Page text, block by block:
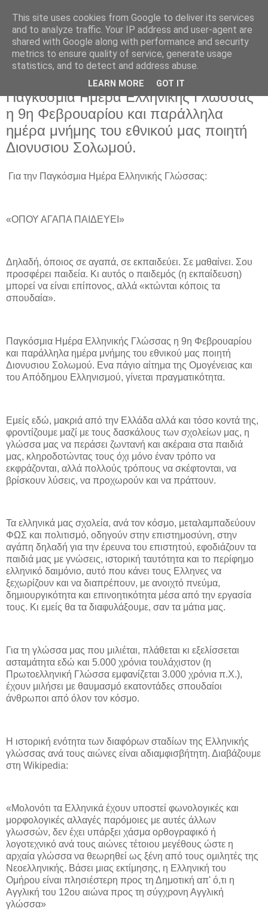
Κυριακή 9 Φεβρουαρίου 2025
Παγκόσμια Ημέρα Ελληνικής Γλώσσας
η 9η Φεβρουαρίου και παράλληλα
ημέρα μνήμης του εθνικού μας ποιητή
Διονυσιου Σολωμού.
Για την Παγκόσμια Ημέρα Ελληνικής Γλώσσας:
«ΟΠΟΥ ΑΓΑΠΑ ΠΑΙΔΕΥΕΙ»
Δηλαδή, όποιος σε αγαπά, σε εκπαιδεύει. Σε μαθαίνει. Σου
προσφέρει παιδεία. Κι αυτός ο παιδεμός (η εκπαίδευση)
μπορεί να είναι επίπονος, αλλά «κτώνται κόποις τα
σπουδαία».
Παγκόσμια Ημέρα Ελληνικής Γλώσσας η 9η Φεβρουαρίου
και παράλληλα ημέρα μνήμης του εθνικού μας ποιητή
Διονυσιου Σολωμού. Ενα πάγιο αίτημα της Ομογένειας και
του Απόδημου Ελληνισμού, γίνεται πραγματικότητα.
Εμείς εδώ, μακριά από την Ελλάδα αλλά και τόσο κοντά της,
φροντίζουμε μαζί με τους δασκάλους των σχολείων μας, η
γλώσσα μας να περάσει ζωντανή και ακέραια στα παιδιά
μας, κληροδοτώντας τους όχι μόνο έναν τρόπο να
εκφράζονται, αλλά πολλούς τρόπους να σκέφτονται, να
βρίσκουν λύσεις, να προχωρούν και να πράττουν.
Τα ελληνικά μας σχολεία, ανά τον κόσμο, μεταλαμπαδεύουν
ΦΩΣ και πολιτισμό, οδηγούν στην επιστημοσύνη, στην
αγάπη δηλαδή για την έρευνα του επιστητού, εφοδιάζουν τα
παιδιά μας με γνώσεις, ιστορική ταυτότητα και το περίφημο
ελληνικό δαιμόνιο, αυτό που κάνει τους Ελληνες να
ξεχωρίζουν και να διαπρέπουν, με ανοιχτό πνεύμα,
δημιουργικότητα και επινοητικότητα μέσα από την εργασία
τους. Κι εμείς θα τα διαφυλάξουμε, σαν τα μάτια μας.
Για τη γλώσσα μας που μιλιέται, πλάθεται κι εξελίσσεται
ασταμάτητα εδώ και 5.000 χρόνια τουλάχιστον (η
Πρωτοελληνική Γλώσσα εμφανίζεται 3.000 χρόνια π.Χ.),
έχουν μιλήσει με θαυμασμό εκατοντάδες σπουδαίοι
άνθρωποι από όλον τον κόσμο.
Η ιστορική ενότητα των διαφόρων σταδίων της Ελληνικής
γλώσσας ανά τους αιώνες είναι αδιαμφισβήτητη. Διαβάζουμε
στη Wikipedia:
«Μολονότι τα Ελληνικά έχουν υποστεί φωνολογικές και
μορφολογικές αλλαγές παρόμοιες με αυτές άλλων
γλωσσών, δεν έχει υπάρξει χάσμα ορθογραφικό ή
λογοτεχνικό ανά τους αιώνες τέτοιου μεγέθους ώστε η
αρχαία γλώσσα να θεωρηθεί ως ξένη από τους ομιλητές της
Νεοελληνικής. Βάσει μιας εκτίμησης, η Ελληνική του
Ομήρου είναι πλησιέστερη προς τη Δημοτική απ' ό,τι η
Αγγλική του 12ου αιώνα προς τη σύγχρονη Αγγλική
γλώσσα»
This site uses cookies from Google to deliver its services
and to analyze traffic. Your IP address and user-agent are
shared with Google along with performance and security
metrics to ensure quality of service, generate usage
statistics, and to detect and address abuse.
LEARN MORE GOT IT